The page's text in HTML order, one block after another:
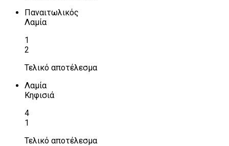
Παναιτωλικός
Λαμία
1
2
Τελικό αποτέλεσμα
Λαμία
Κηφισιά
4
1
Τελικό αποτέλεσμα